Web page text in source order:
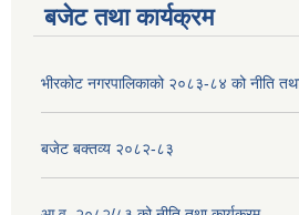
बजेट तथा कार्यक्रम
भीरकोट नगरपालिकाको २०८३-८४ को नीति
बजेट बक्तव्य २०८२-८३